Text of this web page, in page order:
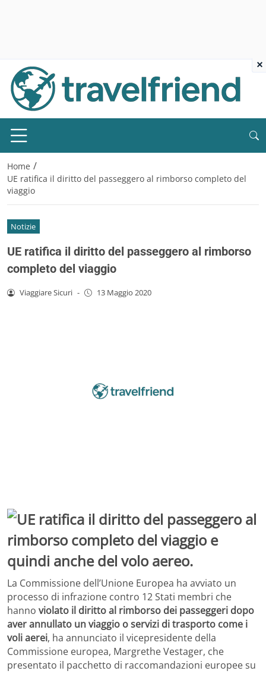
Home /
UE ratifica il diritto del passeggero al rimborso completo del
viaggio
Notizie
UE ratifica il diritto del passeggero al rimborso
completo del viaggio
Viaggiare Sicuri - 13 Maggio 2020
La Commissione dell’Unione Europea ha avviato un
processo di infrazione contro 12 Stati membri che
hanno violato il diritto al rimborso dei passeggeri dopo
aver annullato un viaggio o servizi di trasporto come i
voli aerei, ha annunciato il vicepresidente della
Commissione europea, Margrethe Vestager, che
presentato il pacchetto di raccomandazioni europee su
×